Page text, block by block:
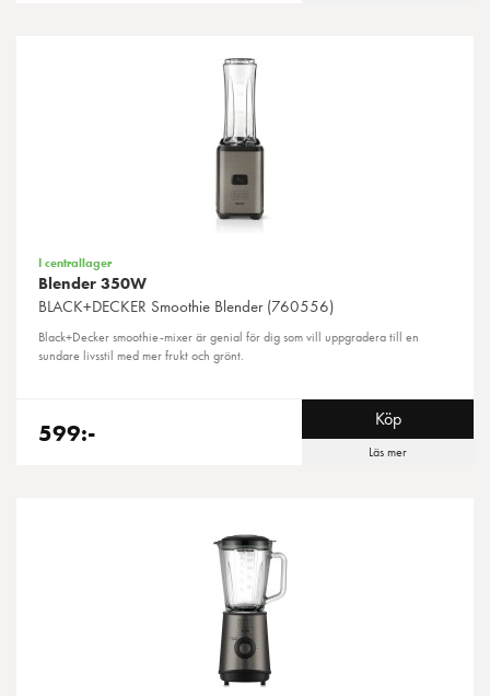
I centrallager
Blender 350W
BLACK+DECKER Smoothie Blender (760556)
Black+Decker smoothie-mixer är genial för dig som vill uppgradera till en
sundare livsstil med mer frukt och grönt.
599:- Köp
Läs mer